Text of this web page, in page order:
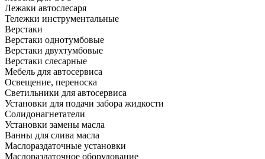
Лежаки автослесаря
Тележки инструментальные
Верстаки
Верстаки однотумбовые
Верстаки двухтумбовые
Верстаки слесарные
Мебель для автосервиса
Освещение, переноска
Светильники для автосервиса
Установки для подачи забора жидкости
Солидонагнетатели
Установки замены масла
Ванны для слива масла
Маслораздаточные установки
Маслораздаточное оборудование